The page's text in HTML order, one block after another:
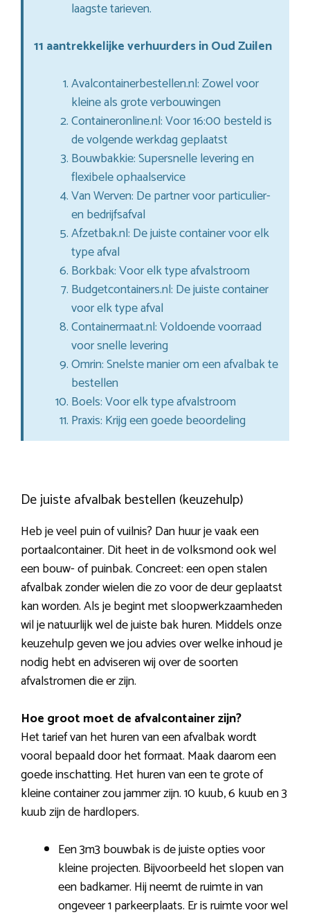
laagste tarieven.
11 aantrekkelijke verhuurders in Oud Zuilen
Avalcontainerbestellen.nl: Zowel voor
kleine als grote verbouwingen
Containeronline.nl: Voor 16:00 besteld is
de volgende werkdag geplaatst
Bouwbakkie: Supersnelle levering en
flexibele ophaalservice
Van Werven: De partner voor particulier-
en bedrijfsafval
Afzetbak.nl: De juiste container voor elk
type afval
Borkbak: Voor elk type afvalstroom
Budgetcontainers.nl: De juiste container
voor elk type afval
Containermaat.nl: Voldoende voorraad
voor snelle levering
Omrin: Snelste manier om een afvalbak te
bestellen
Boels: Voor elk type afvalstroom
Praxis: Krijg een goede beoordeling
De juiste afvalbak bestellen (keuzehulp)
Heb je veel puin of vuilnis? Dan huur je vaak een
portaalcontainer. Dit heet in de volksmond ook wel
een bouw- of puinbak. Concreet: een open stalen
afvalbak zonder wielen die zo voor de deur geplaatst
kan worden. Als je begint met sloopwerkzaamheden
wil je natuurlijk wel de juiste bak huren. Middels onze
keuzehulp geven we jou advies over welke inhoud je
nodig hebt en adviseren wij over de soorten
afvalstromen die er zijn.
Hoe groot moet de afvalcontainer zijn?
Het tarief van het huren van een afvalbak wordt
vooral bepaald door het formaat. Maak daarom een
goede inschatting. Het huren van een te grote of
kleine container zou jammer zijn. 10 kuub, 6 kuub en 3
kuub zijn de hardlopers.
Een 3m3 bouwbak is de juiste opties voor
kleine projecten. Bijvoorbeeld het slopen van
een badkamer. Hij neemt de ruimte in van
ongeveer 1 parkeerplaats. Er is ruimte voor wel